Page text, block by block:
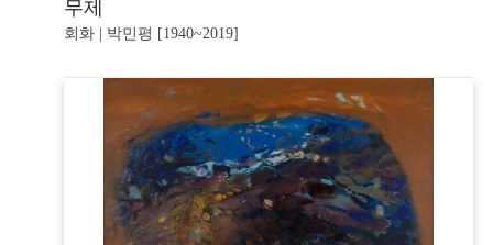
무제
회화 | 박민평 [1940~2019]